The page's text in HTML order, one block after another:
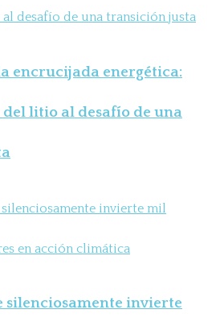
encrucijada energética:
del litio al desafío de una
silenciosamente invierte